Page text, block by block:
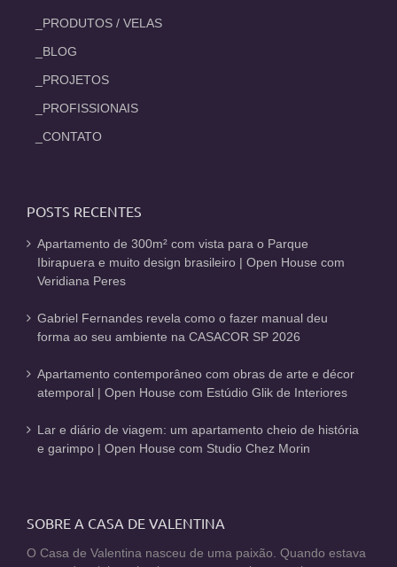
_PRODUTOS / VELAS
_BLOG
_PROJETOS
_PROFISSIONAIS
_CONTATO
POSTS RECENTES
Apartamento de 300m² com vista para o Parque
Ibirapuera e muito design brasileiro | Open House com
Veridiana Peres
Gabriel Fernandes revela como o fazer manual deu
forma ao seu ambiente na CASACOR SP 2026
Apartamento contemporâneo com obras de arte e décor
atemporal | Open House com Estúdio Glik de Interiores
Lar e diário de viagem: um apartamento cheio de história
e garimpo | Open House com Studio Chez Morin
SOBRE A CASA DE VALENTINA
O Casa de Valentina nasceu de uma paixão. Quando estava